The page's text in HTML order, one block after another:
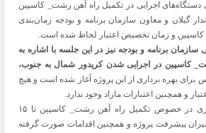
دستگاه‌های اجرایی در تکمیل راه آهن رشت_ کاسپین
گیلان و معاون سازمان برنامه و بودجه زمان‌بندی
کاسپین و زمان تخصیص اعتبار لحاظ شده است.
سازمان برنامه و بودجه نیز در این جلسه با اشاره به
کاسپین در اجرایی شدن کریدور شمال به جنوب،
بهره برداری از این پروژه آغاز شده است و هیچ
و همچنین اعتبارات مازاد وجود ندارد.
حمید امانی با ابراز امیدواری در خصوص تکمیل راه آهن رشت_ کاسپین تا ۱۵
میزان پیشرفت پروژه و همچنین اقدامات صورت گرفته